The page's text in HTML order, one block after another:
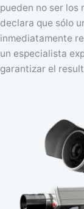
pueden no ser los
declara que sólo
inmediatamente
un especialista
garantizar el